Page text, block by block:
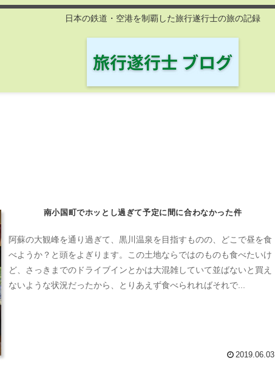
日本の鉄道・空港を制覇した旅行遂行士の旅の記録
南小国町でホッとし過ぎて予定に間に合わなかった件
阿蘇の大観峰を通り過ぎて、黒川温泉を目指すものの、どこで昼を食
べようか？と頭をよぎります。この土地ならではのものも食べたいけ
ど、さっきまでのドライブインとかは大混雑していて並ばないと買え
ないような状況だったから、とりあえず食べられればそれで...
2019.06.03